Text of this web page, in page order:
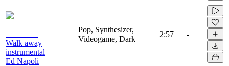
Walk away
instrumental
Ed Napoli
Pop, Synthesizer,
Videogame, Dark
2:57 -